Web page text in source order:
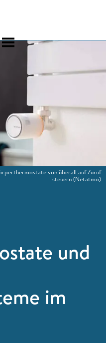
und
im
von überall auf Zuruf
steuern(Netatmo)